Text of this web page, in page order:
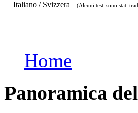
Italiano / Svizzera (Alcuni testi sono stati
Home
Panoramica